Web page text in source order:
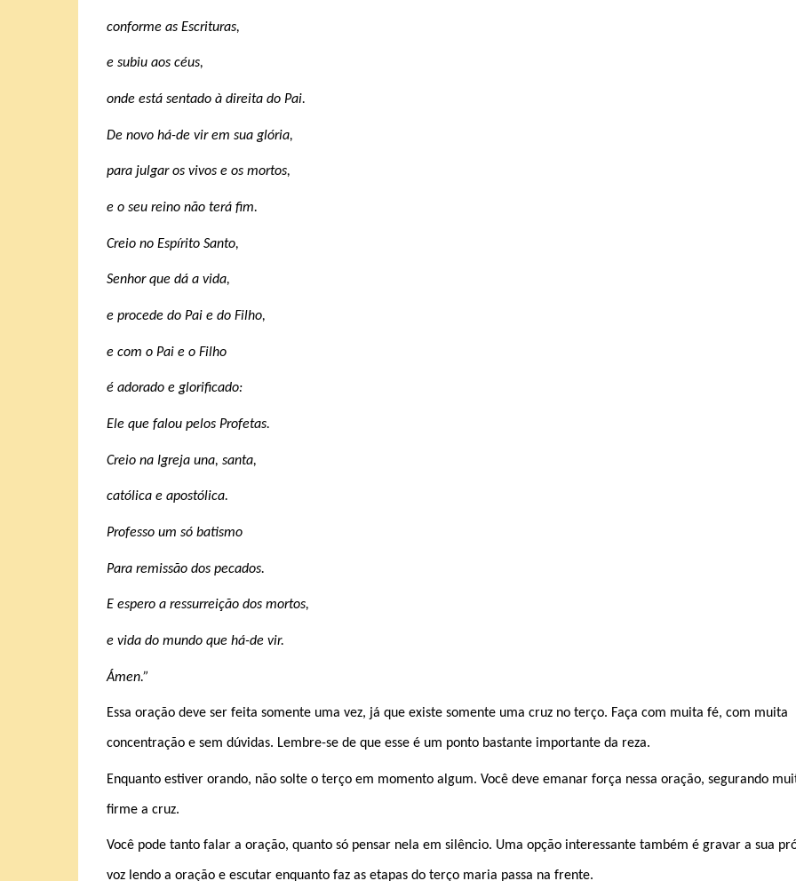
conforme as Escrituras,
e subiu aos céus,
onde está sentado à direita do Pai.
De novo há-de vir em sua glória,
para julgar os vivos e os mortos,
e o seu reino não terá fim.
Creio no Espírito Santo,
Senhor que dá a vida,
e procede do Pai e do Filho,
e com o Pai e o Filho
é adorado e glorificado:
Ele que falou pelos Profetas.
Creio na Igreja una, santa,
católica e apostólica.
Professo um só batismo
Para remissão dos pecados.
E espero a ressurreição dos mortos,
e vida do mundo que há-de vir.
Ámen.”
Essa oração deve ser feita somente uma vez, já que existe somente uma cruz no terço. Faça com muita fé, com muita
concentração e sem dúvidas. Lembre-se de que esse é um ponto bastante importante da reza.
Enquanto estiver orando, não solte o terço em momento algum. Você deve emanar força nessa oração, segurando
firme a cruz.
Você pode tanto falar a oração, quanto só pensar nela em silêncio. Uma opção interessante também é gravar a sua
voz lendo a oração e escutar enquanto faz as etapas do terço maria passa na frente.